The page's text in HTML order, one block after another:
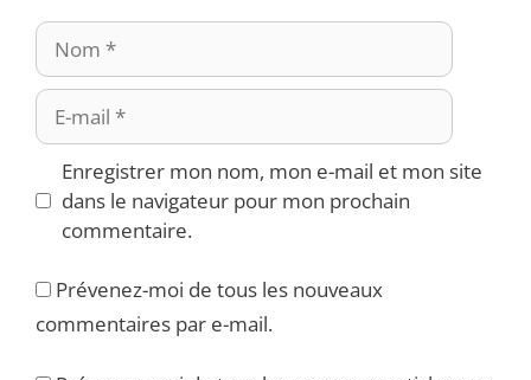
Nom
E-
mail
Enregistrer mon nom, mon e-mail et mon site
dans le navigateur pour mon prochain
commentaire.
Prévenez-moi de tous les nouveaux
commentaires par e-mail.